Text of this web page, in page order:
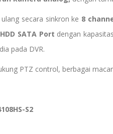
secara sinkron ke 8
SATA Port dengan
pada DVR.
PTZ control, berbagai
S2